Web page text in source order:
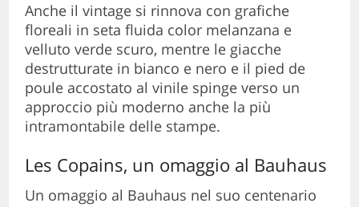
Anche il vintage si rinnova con grafiche
floreali in seta fluida color melanzana e
velluto verde scuro, mentre le giacche
destrutturate in bianco e nero e il pied de
poule accostato al vinile spinge verso un
approccio più moderno anche la più
intramontabile delle stampe.
Les Copains, un omaggio al Bauhaus
Un omaggio al Bauhaus nel suo centenario